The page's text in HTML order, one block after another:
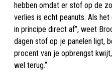
hebben omdat er stof op de
verlies is echt peanuts. Als
in principe direct af”, weet
dagen stof op je panelen ligt,
procent van je opbrengst
wel terug.“